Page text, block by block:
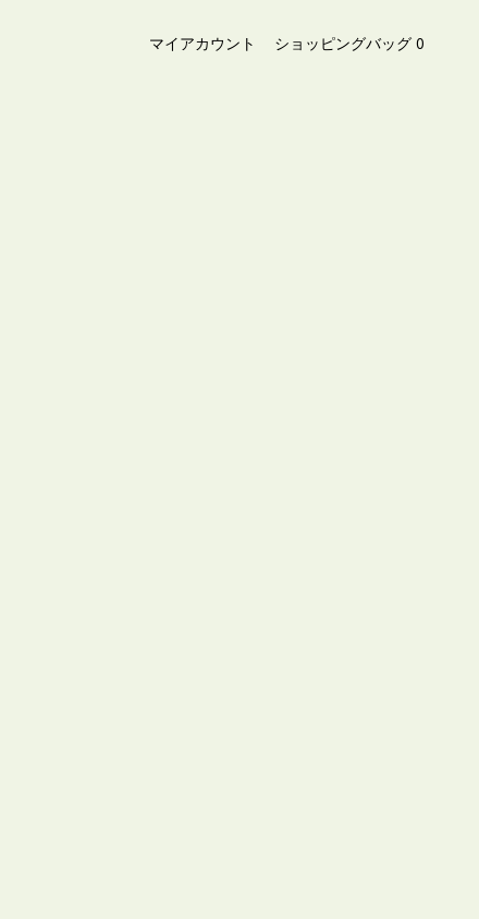
マイアカウント ショッピングバッグ 0